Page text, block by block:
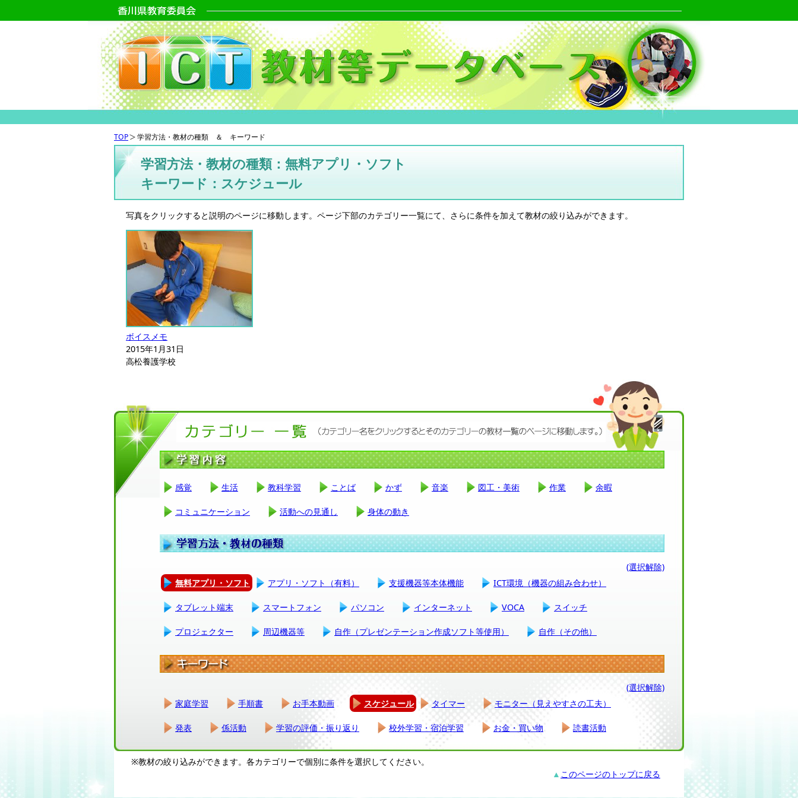
TOP 学習方法・教材の種類 ＆ キーワード
学習方法・教材の種類：無料アプリ・ソフト
キーワード：スケジュール
写真をクリックすると説明のページに移動します。ページ下部のカテゴリー一覧にて、さらに条件を加えて教材の絞り込みができます。
ボイスメモ
2015年1月31日
高松養護学校
感覚 生活 教科学習 ことば かず 音楽 図工・美術 作業 余暇
コミュニケーション 活動への見通し 身体の動き
(選択解除)
無料アプリ・ソフト
アプリ・ソフト（有料） 支援機器等本体機能 ICT環境（機器の組み合わせ）
タブレット端末 スマートフォン パソコン インターネット VOCA スイッチ
プロジェクター 周辺機器等 自作（プレゼンテーション作成ソフト等使用） 自作（その他）
(選択解除)
家庭学習
手順書 お手本動画 スケジュール タイマー モニター（見えやすさの工夫）
発表 係活動 学習の評価・振り返り 校外学習・宿泊学習 お金・買い物 読書活動
※教材の絞り込みができます。各カテゴリーで個別に条件を選択してください。
▲ このページのトップに戻る